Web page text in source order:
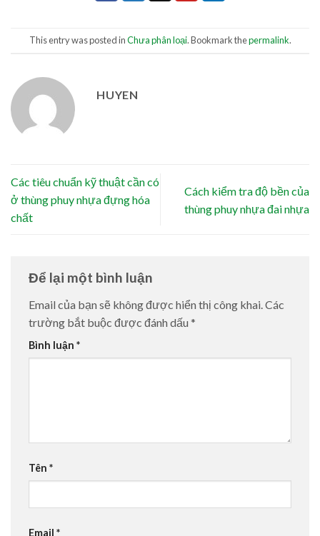
This entry was posted inChưa phân loại. Bookmark thepermalink.
HUYEN
Các tiêu chuẩn kỹ thuật cần có
ở thùng phuy nhựa đựng hóa
chất
Cách kiểm tra độ bền của
thùng phuy nhựa đai nhựa
Để lại một bình luận
Email của bạn sẽ không được hiển thị công khai.Các
trường bắt buộc được đánh dấu *
Bình luận *
Tên *
Email *